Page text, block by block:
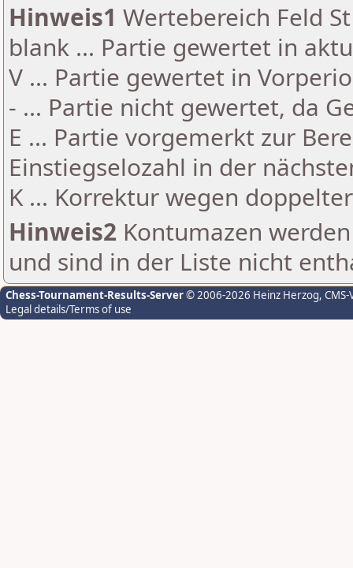
Hinweis1 Wertebereich Feld
blank ... Partie gewertet in
V ... Partie gewertet in
- ... Partie nicht gewertet, da
E ... Partie vorgemerkt zur
Einstiegselozahl in der
K ... Korrektur wegen
Hinweis2 Kontumazen
und sind in der Liste nicht
Chess-Tournament-Results-Server© 2006-2026 Heinz Herzog,
Legal details/Terms of use